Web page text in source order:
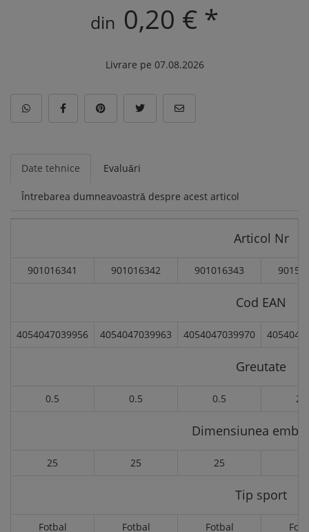
din 0,20 € *
Livrare pe 07.08.2026
Date tehnice Evaluări
Întrebarea dumneavoastră despre acest articol
Articol Nr
901016341 901016342 901016343
Cod EAN
4054047039956 4054047039963 4054047039970
Greutate
0.5 0.5 0.5 2.1
Dimensiunea
25 25 25
Tip sport
Fotbal Fotbal Fotbal